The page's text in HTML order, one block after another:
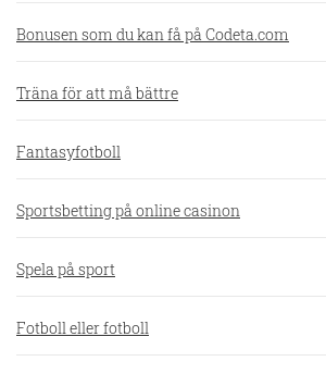
Bonusen som du kan få på Codeta.com
Träna för att må bättre
Fantasyfotboll
Sportsbetting på online casinon
Spela på sport
Fotboll eller fotboll